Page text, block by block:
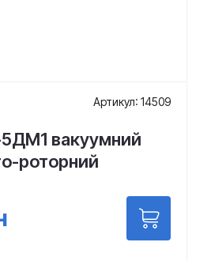
Артикул: 14509
вакуумний
роторний